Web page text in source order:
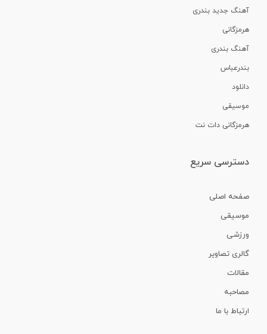
آهنگ جدید بندری
هرمزگانی
آهنگ بندری
بندرعباس
دانلود
موسیقی
هرمزگانی دات نت
دسترسی سریع
صفحه اصلی
موسیقی
ورزشی
گالری تصاویر
مقالات
مصاحبه
ارتباط با ما